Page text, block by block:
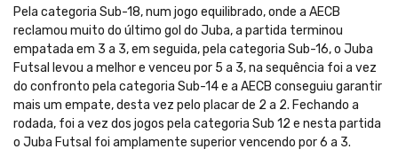
Pela categoria Sub-18, num jogo equilibrado, onde a AECB
reclamou muito do último gol do Juba, a partida terminou
empatada em 3 a 3, em seguida, pela categoria Sub-16, o Juba
Futsal levou a melhor e venceu por 5 a 3, na sequência foi a vez
do confronto pela categoria Sub-14 e a AECB conseguiu garantir
mais um empate, desta vez pelo placar de 2 a 2. Fechando a
rodada, foi a vez dos jogos pela categoria Sub 12 e nesta partida
o Juba Futsal foi amplamente superior vencendo por 6 a 3.